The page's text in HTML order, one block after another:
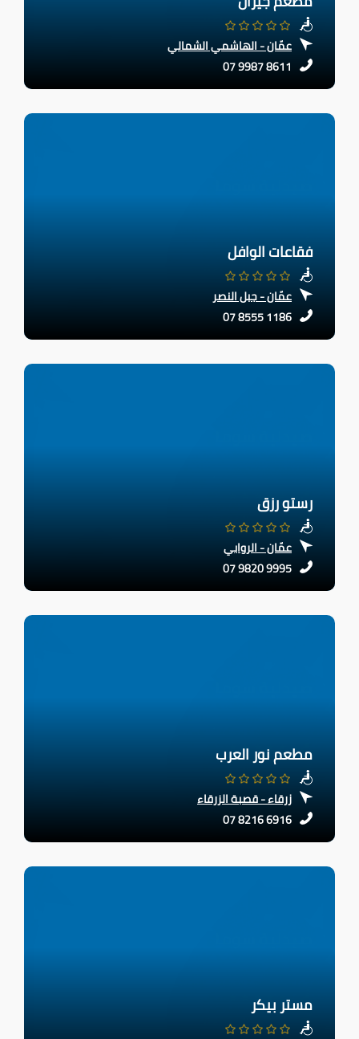
عمّان - الهاشمي الشمالي
07 9987 8611
فقاعات الوافل
عمّان - جبل النصر
07 8555 1186
رستو رزق
عمّان - الروابي
07 9820 9995
مطعم نور العرب
زرقاء - قصبة الزرقاء
07 8216 6916
مستر بيكر